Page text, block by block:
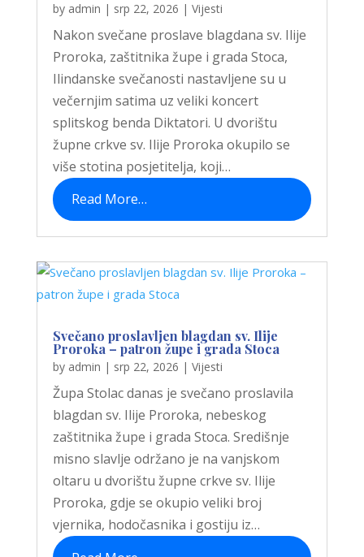
by admin | srp 22, 2026 | Vijesti
Nakon svečane proslave blagdana sv. Ilije
Proroka, zaštitnika župe i grada Stoca,
Ilindanske svečanosti nastavljene su u
večernjim satima uz veliki koncert
splitskog benda Diktatori. U dvorištu
župne crkve sv. Ilije Proroka okupilo se
više stotina posjetitelja, koji…
Read More…
Svečano proslavljen blagdan sv. Ilije
Proroka – patron župe i grada Stoca
by admin | srp 22, 2026 | Vijesti
Župa Stolac danas je svečano proslavila
blagdan sv. Ilije Proroka, nebeskog
zaštitnika župe i grada Stoca. Središnje
misno slavlje održano je na vanjskom
oltaru u dvorištu župne crkve sv. Ilije
Proroka, gdje se okupio veliki broj
vjernika, hodočasnika i gostiju iz…